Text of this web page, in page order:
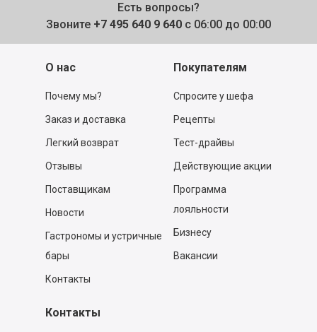
Есть вопросы?
Звоните +7 495 640 9 640 с 06:00 до 00:00
О нас
Почему мы?
Заказ и доставка
Легкий возврат
Отзывы
Поставщикам
Новости
Гастрономы и устричные
бары
Контакты
Покупателям
Спросите у шефа
Рецепты
Тест-драйвы
Действующие акции
Программа
лояльности
Бизнесу
Вакансии
Контакты